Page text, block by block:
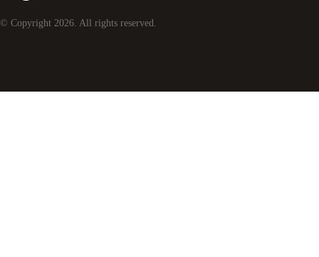
© Copyright 2026 . All rights reserved.